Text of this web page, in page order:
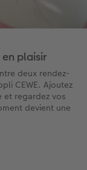
plaisir
deux rendez-
CEWE. Ajoutez
regardez vos
devient une